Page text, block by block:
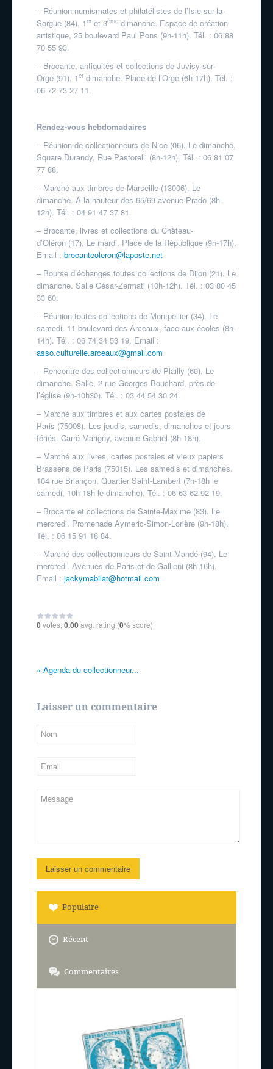
– Réunion numismates et philatélistes de l’Isle-sur-la-
Sorgue (84). 1er et 3ème dimanche. Espace de création
artistique, 25 boulevard Paul Pons (9h-11h). Tél. : 06 88
70 55 93.
– Brocante, antiquités et collections de Juvisy-sur-
Orge (91). 1er dimanche. Place de l’Orge (6h-17h). Tél. :
06 72 73 27 11.
Rendez-vous hebdomadaires
– Réunion de collectionneurs de Nice (06). Le dimanche.
Square Durandy, Rue Pastorelli (8h-12h). Tél. : 06 81 07
77 88.
– Marché aux timbres de Marseille (13006). Le
dimanche. A la hauteur des 65/69 avenue Prado (8h-
12h). Tél. : 04 91 47 37 81.
– Brocante, livres et collections du Château-
d’Oléron (17). Le mardi. Place de la République (9h-17h).
Email : brocanteoleron@laposte.net
– Bourse d’échanges toutes collections de Dijon (21). Le
dimanche. Salle César-Zermati (10h-12h). Tél. : 03 80 45
33 60.
– Réunion toutes collections de Montpellier (34). Le
samedi. 11 boulevard des Arceaux, face aux écoles (8h-
14h). Tél. : 06 74 34 53 19. Email :
asso.culturelle.arceaux@gmail.com
– Rencontre des collectionneurs de Plailly (60). Le
dimanche. Salle, 2 rue Georges Bouchard, près de
l’église (9h-10h30). Tél. : 03 44 54 30 24.
– Marché aux timbres et aux cartes postales de
Paris (75008). Les jeudis, samedis, dimanches et jours
fériés. Carré Marigny, avenue Gabriel (8h-18h).
– Marché aux livres, cartes postales et vieux papiers
Brassens de Paris (75015). Les samedis et dimanches.
104 rue Briançon, Quartier Saint-Lambert (7h-18h le
samedi, 10h-18h le dimanche). Tél. : 06 63 62 92 19.
– Brocante et collections de Sainte-Maxime (83). Le
mercredi. Promenade Aymeric-Simon-Lorière (9h-18h).
Tél. : 06 15 91 18 84.
– Marché des collectionneurs de Saint-Mandé (94). Le
mercredi. Avenues de Paris et de Gallieni (8h-16h).
Email : jackymabilat@hotmail.com
0votes, 0.00avg. rating (0% score)
« Agenda du collectionneur...
Laisser un commentaire
Populaire
Récent
Commentaires